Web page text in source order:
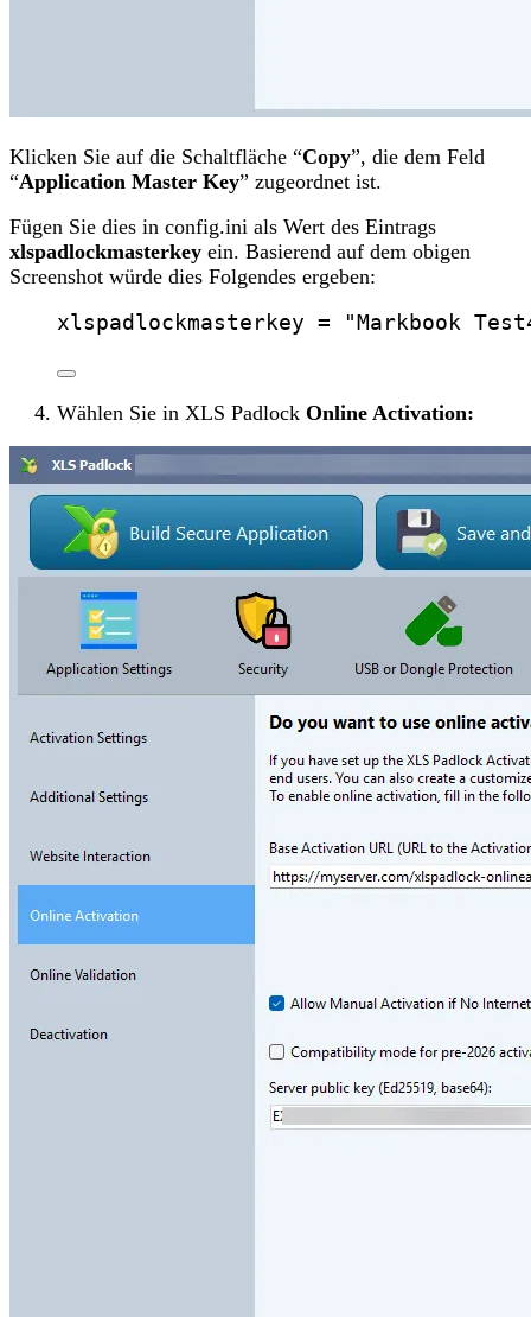
Klicken Sie auf die Schaltfläche “Copy”, die dem Feld
“Application Master Key” zugeordnet ist.
Fügen Sie dies in config.ini als Wert des Eintrags
xlspadlockmasterkey ein. Basierend auf dem obigen
Screenshot würde dies Folgendes ergeben:
xlspadlockmasterkey = "Markbook
Wählen Sie in XLS Padlock Online Activation: